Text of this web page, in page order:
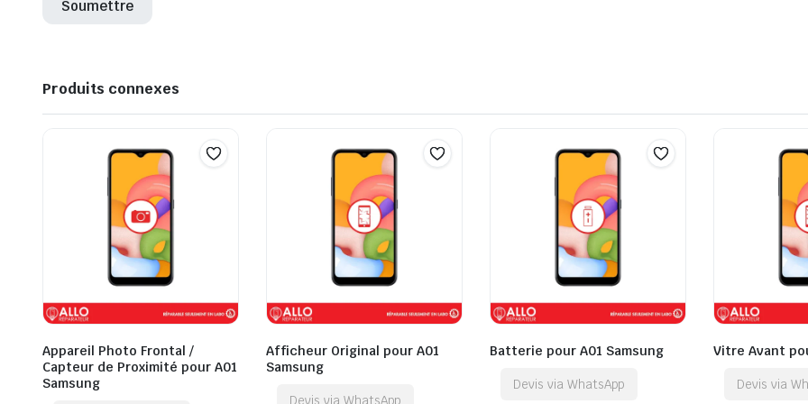
Produits connexes
Appareil Photo Frontal /
Capteur de Proximité pour A01
Samsung
Afficheur Original pour A01
Samsung
Devis via WhatsApp
Batterie pour A01 Samsung
Devis via WhatsApp
Vitre Avant
Devis via